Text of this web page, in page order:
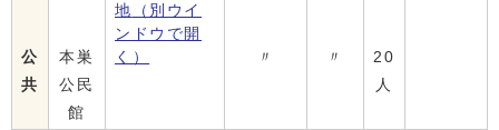
公
共
本巣
公民
館
地
（別ウイ
ンドウで開
く）
〃 〃
20
人